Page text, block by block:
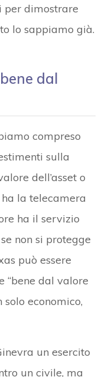
per dimostrare
lo sappiamo già.
dal
compreso
sulla
dell’asset o
la telecamera
ha il servizio
non si protegge
può essere
“bene dal valore
solo economico,
un esercito
un civile, ma